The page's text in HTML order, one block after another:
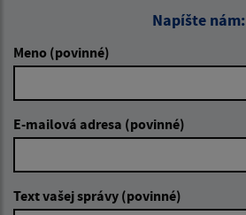
Napíšte nám:
Meno (povinné)
E-mailová adresa (povinné)
Text vašej správy (povinné)